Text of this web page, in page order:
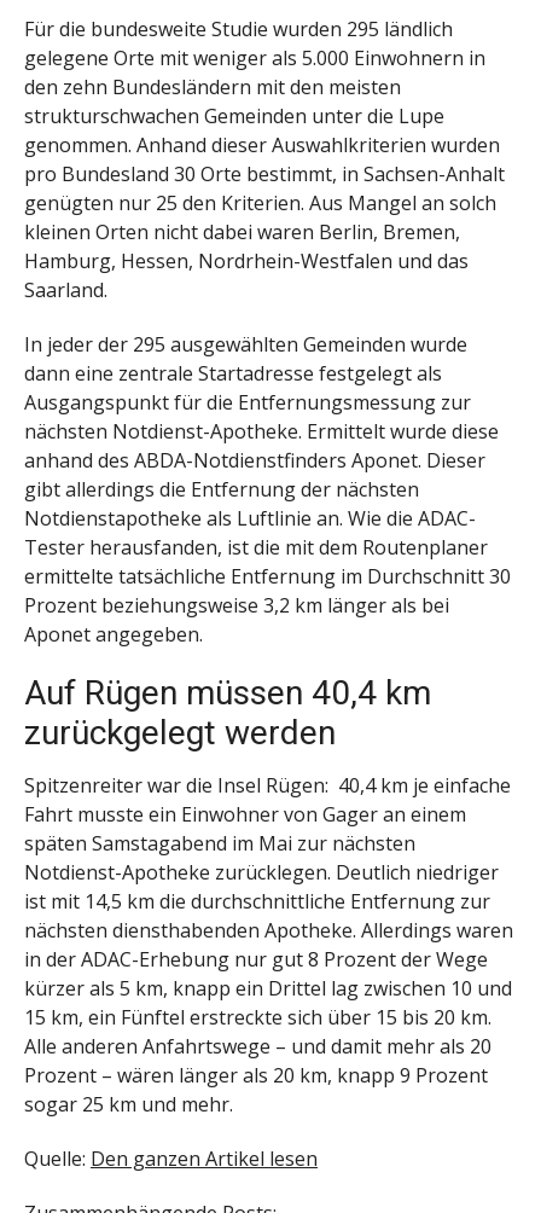
Für die bundesweite Studie wurden 295 ländlich
gelegene Orte mit weniger als 5.000 Einwohnern in
den zehn Bundesländern mit den meisten
strukturschwachen Gemeinden unter die Lupe
genommen. Anhand dieser Auswahlkriterien wurden
pro Bundesland 30 Orte bestimmt, in Sachsen-Anhalt
genügten nur 25 den Kriterien. Aus Mangel an solch
kleinen Orten nicht dabei waren Berlin, Bremen,
Hamburg, Hessen, Nordrhein-Westfalen und das
Saarland.
In jeder der 295 ausgewählten Gemeinden wurde
dann eine zentrale Startadresse festgelegt als
Ausgangspunkt für die Entfernungsmessung zur
nächsten Notdienst-Apotheke. Ermittelt wurde diese
anhand des ABDA-Notdienstfinders Aponet. Dieser
gibt allerdings die Entfernung der nächsten
Notdienstapotheke als Luftlinie an. Wie die ADAC-
Tester herausfanden, ist die mit dem Routenplaner
ermittelte tatsächliche Entfernung im Durchschnitt 30
Prozent beziehungsweise 3,2 km länger als bei
Aponet angegeben.
Auf Rügen müssen 40,4 km
zurückgelegt werden
Spitzenreiter war die Insel Rügen: 40,4 km je einfache
Fahrt musste ein Einwohner von Gager an einem
späten Samstagabend im Mai zur nächsten
Notdienst-Apotheke zurücklegen. Deutlich niedriger
ist mit 14,5 km die durchschnittliche Entfernung zur
nächsten diensthabenden Apotheke. Allerdings waren
in der ADAC-Erhebung nur gut 8 Prozent der Wege
kürzer als 5 km, knapp ein Drittel lag zwischen 10 und
15 km, ein Fünftel erstreckte sich über 15 bis 20 km.
Alle anderen Anfahrtswege – und damit mehr als 20
Prozent – wären länger als 20 km, knapp 9 Prozent
sogar 25 km und mehr.
Quelle: Den ganzen Artikel lesen